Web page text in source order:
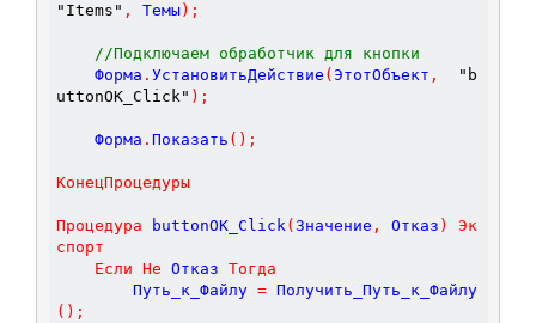
"Items" , Темы) ;
//Подключаем обработчик для кнопки
	Форма
. УстановитьДействие ( ЭтотОбъект ,
"b
uttonOK_Click" ) ;
	Форма
. Показать ( ) ;
КонецПроцедуры
Процедура buttonOK_Click( Значение , Отказ )
Эк
спорт
Если Не Отказ Тогда
		Путь_к_Файлу
= Получить_Путь_к_Файлу
( ) ;